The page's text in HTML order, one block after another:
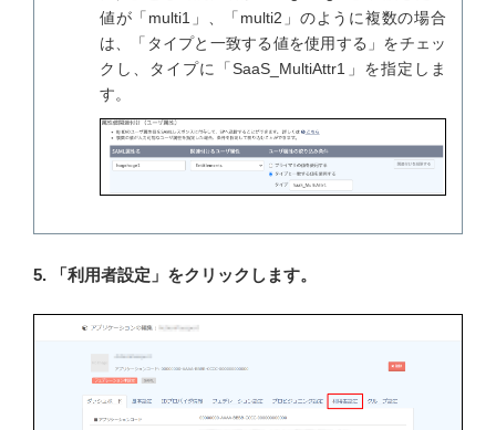
値が「multi1」、「multi2」のように複数の場合
は、「タイプと一致する値を使用する」をチェッ
クし、タイプに「SaaS_MultiAttr1」を指定しま
す。
5. 「利用者設定」をクリックします。